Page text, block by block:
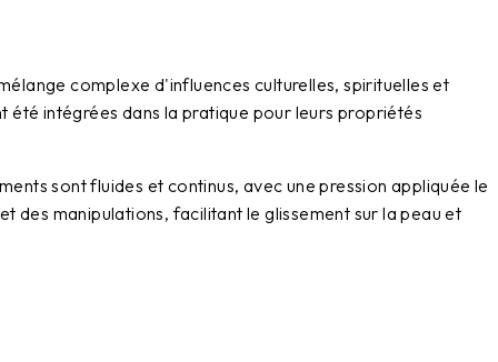
complexe d'influences culturelles, spirituelles et
été intégrées dans la pratique pour leurs propriétés
sont fluides et continus, avec une pression appliquée le
des manipulations, facilitant le glissement sur la peau et